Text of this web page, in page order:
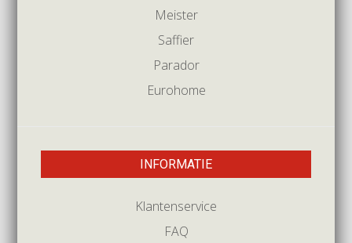
Meister
Saffier
Parador
Eurohome
INFORMATIE
Klantenservice
FAQ